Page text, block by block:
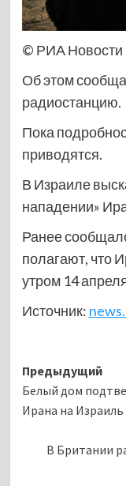
© РИА Новости
Об этом
радиостанцию.
Пока
приводятся.
В Израиле
нападении»
Ранее
полагают, что
утром 14
Источник:
Навигация
записи
Предыдущий
Белый дом
Ирана на Израиль
В Британии